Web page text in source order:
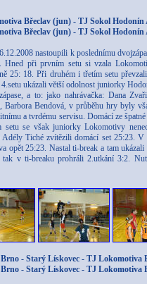
Břeclav (jun) - TJ Sokol Hodonín
Břeclav (jun) - TJ Sokol Hodonín
nastoupili k poslednímu
Hned při prvním setu si vzala
25: 18. Při druhém i třetím setu
ukázali větší odolnost juniorky
a to: jako nahrávačka: Dana
Barbora Bendová, v průběhu hry byly
a tvrdému servisu. Domácí ze
setu se však juniorky Lokomotivy
Adély Tiché zvítězili domácí set 25:23.
opět 25:23. Nastal ti-break a tam
tak v ti-breaku prohráli 2.utkání 3:2.
- Starý Lískovec - TJ Lokomotiva
- Starý Lískovec - TJ Lokomotiva